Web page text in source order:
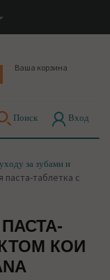
Ваша корзина
Поиск Вход
за зубами и
паста-таблетка с
КОИ